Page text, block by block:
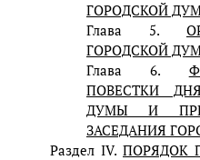
ГОРОДСКОЙ
Глава 5.
ГОРОДСКОЙ
Глава 6.
ПОВЕСТКИ
ДУМЫ И
ЗАСЕДАНИЯ
Раздел IV. ПОРЯДОК